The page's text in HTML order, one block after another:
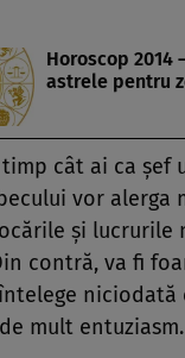
Horoscop 2014
astrele pentru
cât ai ca şef
vor alerga
şi lucrurile
contră, va fi
mult entuziasm.